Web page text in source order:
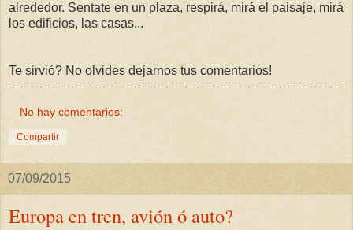
alrededor. Sentate en un plaza, respirá, mirá el paisaje, mirá
los edificios, las casas...
Te sirvió? No olvides dejarnos tus comentarios!
No hay comentarios:
Compartir
07/09/2015
Europa en tren, avión ó auto?